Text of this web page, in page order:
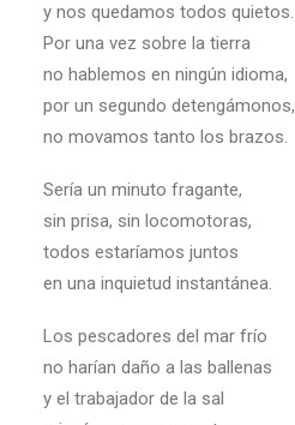
y nos quedamos todos quietos.
Por una vez sobre la tierra
no hablemos en ningún idioma,
por un segundo detengámonos,
no movamos tanto los brazos.
Sería un minuto fragante,
sin prisa, sin locomotoras,
todos estaríamos juntos
en una inquietud instantánea.
Los pescadores del mar frío
no harían daño a las ballenas
y el trabajador de la sal